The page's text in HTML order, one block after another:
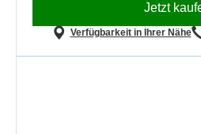
Jetzt
Verfügbarkeit in Ihrer Nähe